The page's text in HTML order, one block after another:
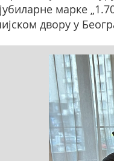
марке
двору у